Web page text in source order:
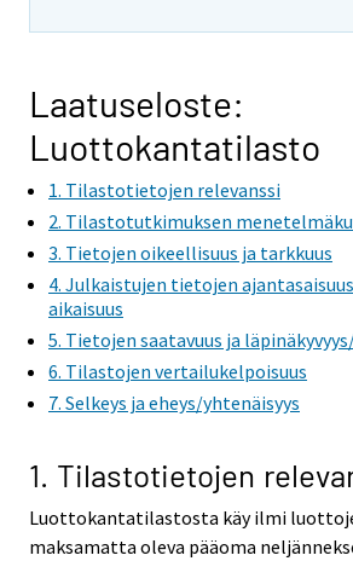
Laatuseloste:
Luottokantatilasto
1. Tilastotietojen relevanssi
2. Tilastotutkimuksen
3. Tietojen oikeellisuus ja tarkkuus
4. Julkaistujen tietojen
aikaisuus
5. Tietojen saatavuus ja
6. Tilastojen vertailukelpoisuus
7. Selkeys ja eheys/yhtenäisyys
1. Tilastotietojen
Luottokantatilastosta käy ilmi
maksamatta oleva pääoma